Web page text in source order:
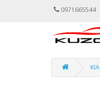
0971665544
KIA